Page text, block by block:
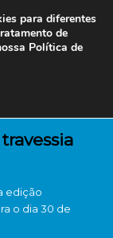
edição
o dia 30 de
para diferentes
de
Política de